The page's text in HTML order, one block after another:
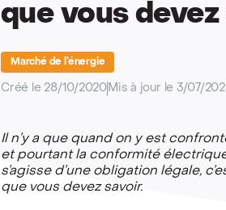
que vous devez
Marché de l’énergie
Créé le 28/10/2020 Mis à jour le 3/07/
Il n’y a que quand on y est
et pourtant la conformité électrique
s’agisse d’une obligation légale,
que vous devez savoir.